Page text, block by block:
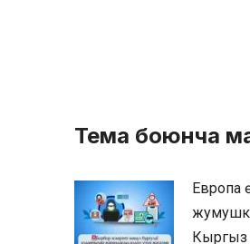
Тема боюнча
Европа
Кыргыз